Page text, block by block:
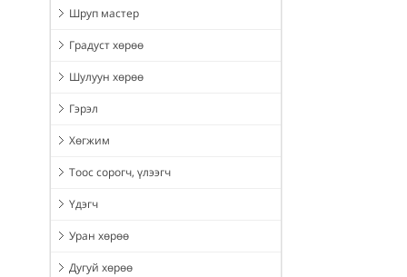
Шруп мастер
Градуст хөрөө
Шулуун хөрөө
Гэрэл
Хөгжим
Тоос сорогч, үлээгч
Үдэгч
Уран хөрөө
Дугуй хөрөө